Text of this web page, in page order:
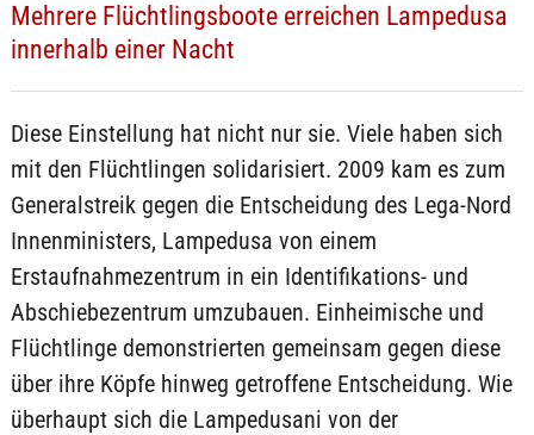
Mehrere Flüchtlingsboote erreichen Lampedusa
innerhalb einer Nacht
Diese Einstellung hat nicht nur sie. Viele haben sich
mit den Flüchtlingen solidarisiert. 2009 kam es zum
Generalstreik gegen die Entscheidung des Lega-Nord
Innenministers, Lampedusa von einem
Erstaufnahmezentrum in ein Identifikations- und
Abschiebezentrum umzubauen. Einheimische und
Flüchtlinge demonstrierten gemeinsam gegen diese
über ihre Köpfe hinweg getroffene Entscheidung. Wie
überhaupt sich die Lampedusani von der